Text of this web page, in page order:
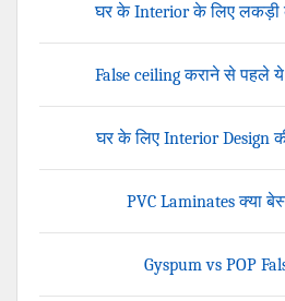
घर के Interior के लिए लकड़ी
False ceiling कराने से पहले
घर के लिए Interior Design
PVC Laminates क्या
Gyspum vs POP